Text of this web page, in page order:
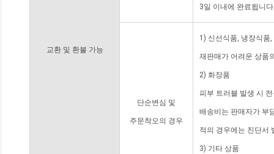
교환 및 환불 가능
3일 이내에 완료됩니
단순변심 및
주문착오의 경우
1) 신선식품, 냉장식품
재판매가 어려운 상품
2) 화장품
피부 트러블 발생 시
배송비는 판매자가 부
적의 경우에는 진단서
3) 기타 상품